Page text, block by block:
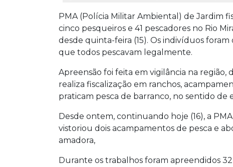
PMA (Polícia Militar Ambiental) de Jardim
cinco pesqueiros e 41 pescadores no Rio
desde quinta-feira (15). Os indivíduos
que todos pescavam legalmente.
Apreensão foi feita em vigilância na
realiza fiscalização em ranchos,
praticam pesca de barranco, no sentido de
Desde ontem, continuando hoje (16), a
vistoriou dois acampamentos de pesca e
amadora,
Durante os trabalhos foram apreendidos